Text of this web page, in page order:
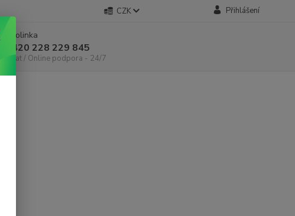
CZK Přihlášení
Infolinka
+420 228 229 845
Chat / Online podpora - 24/7